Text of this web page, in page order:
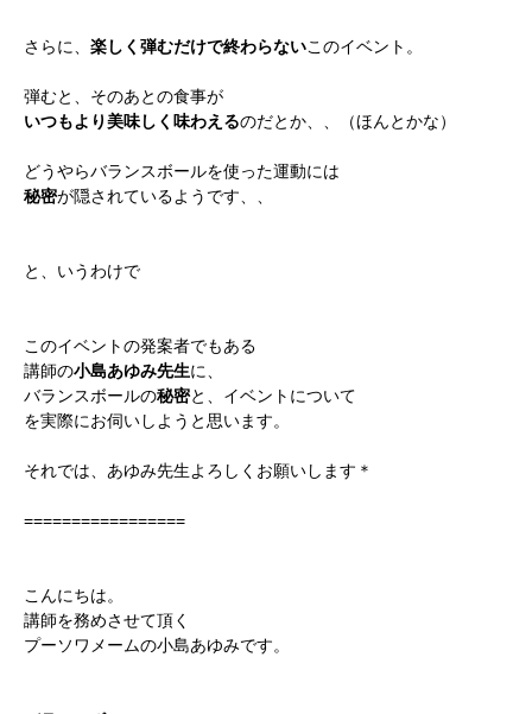
さらに、 楽しく弾むだけで終わらないこのイベント。
弾むと、そのあとの食事が
いつもより美味しく味わえるのだとか、、（ほんとかな）
どうやらバランスボールを使った運動には
秘密が隠されているようです、、
と、いうわけで
このイベントの発案者でもある
講師の小島あゆみ先生に、
バランスボールの秘密と、イベントについて
を実際にお伺いしようと思います。
それでは、あゆみ先生よろしくお願いします＊
=================
こんにちは。
講師を務めさせて頂く
プーソワメームの小島あゆみです。